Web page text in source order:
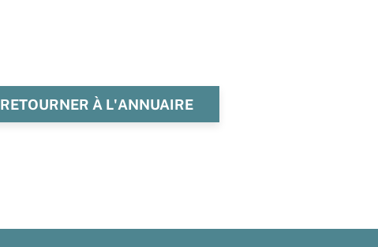
RETOURNER À L'ANNUAIRE